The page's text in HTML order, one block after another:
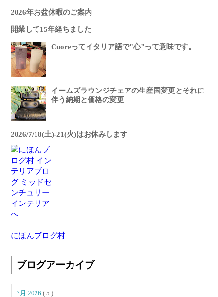
2026年お盆休暇のご案内
開業して15年経ちました
Cuoreってイタリア語で"心"って意味です。
イームズラウンジチェアの生産国変更とそれに
伴う納期と価格の変更
2026/7/18(土)-21(火)はお休みします
にほんブログ村
ブログアーカイブ
7月 2026( 5 )